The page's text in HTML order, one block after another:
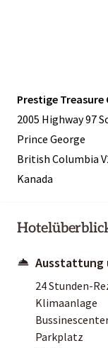
Prestige Treasure
2005 Highway 97
Prince George
British Columbia
Kanada
Ausstattung
24 Stunden-
Klimaanlage
Parkplatz